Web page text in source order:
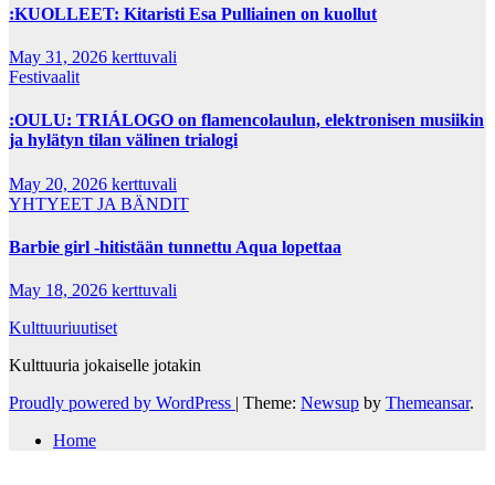
:KUOLLEET: Kitaristi Esa Pulliainen on kuollut
May 31, 2026 kerttuvali
Festivaalit
:OULU: TRIÁLOGO on flamencolaulun, elektronisen musiikin
ja hylätyn tilan välinen trialogi
May 20, 2026 kerttuvali
YHTYEET JA BÄNDIT
Barbie girl -hitistään tunnettu Aqua lopettaa
May 18, 2026 kerttuvali
Kulttuuriuutiset
Kulttuuria jokaiselle jotakin
Proudly powered by WordPress | Theme: Newsup by Themeansar.
Home